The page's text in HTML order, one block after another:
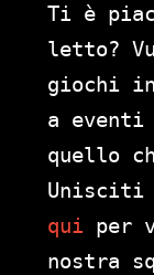
Ti è
letto?
giochi
a
quello
Unisciti
qui per
nostra